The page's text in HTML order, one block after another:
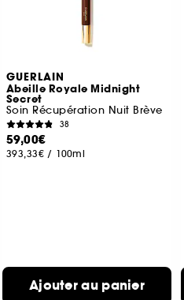
GUERLAIN
Abeille Royale Midnight
Secret
Soin Récupération Nuit Brève
38
59,00€
393,33€ / 100ml
Ajouter au panier